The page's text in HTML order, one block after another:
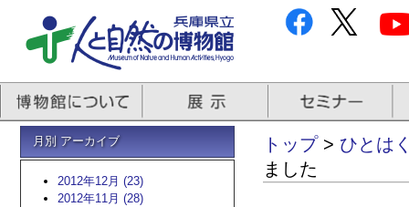
月別 アーカイブ
2012年12月 (23)
2012年11月 (28)
トップ> ひとは
ました